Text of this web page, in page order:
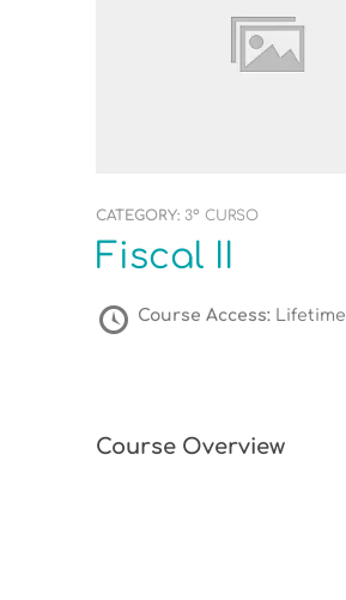
CATEGORY: 3º CURSO
Fiscal II
Course Access: Lifetime
Course Overview